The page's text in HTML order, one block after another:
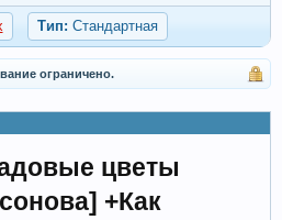
Тип: Стандартная
ограничено.
цветы
+Как